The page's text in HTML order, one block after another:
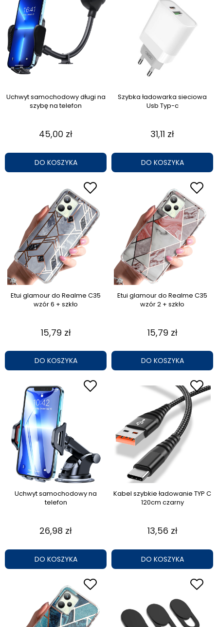
Uchwyt samochodowy długi na
szybę na telefon
45,00 zł
DO KOSZYKA
Szybka ładowarka sieciowa
Usb Typ-c
31,11 zł
DO KOSZYKA
Etui glamour do Realme C35
wzór 6 + szkło
15,79 zł
DO KOSZYKA
Etui glamour do Realme C35
wzór 2 + szkło
15,79 zł
DO KOSZYKA
Uchwyt samochodowy na
telefon
26,98 zł
DO KOSZYKA
Kabel szybkie ładowanie TYP C
120cm czarny
13,56 zł
DO KOSZYKA